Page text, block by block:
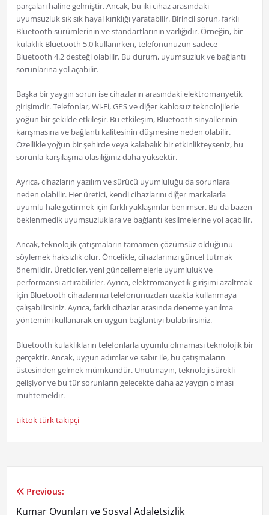
parçaları haline gelmiştir. Ancak, bu iki cihaz arasındaki
uyumsuzluk sık sık hayal kırıklığı yaratabilir. Birincil sorun, farklı
Bluetooth sürümlerinin ve standartlarının varlığıdır. Örneğin, bir
kulaklık Bluetooth 5.0 kullanırken, telefonunuzun sadece
Bluetooth 4.2 desteği olabilir. Bu durum, uyumsuzluk ve bağlantı
sorunlarına yol açabilir.
Başka bir yaygın sorun ise cihazların arasındaki elektromanyetik
girişimdir. Telefonlar, Wi-Fi, GPS ve diğer kablosuz teknolojilerle
yoğun bir şekilde etkileşir. Bu etkileşim, Bluetooth sinyallerinin
karışmasına ve bağlantı kalitesinin düşmesine neden olabilir.
Özellikle yoğun bir şehirde veya kalabalık bir etkinlikteyseniz, bu
sorunla karşılaşma olasılığınız daha yüksektir.
Ayrıca, cihazların yazılım ve sürücü uyumluluğu da sorunlara
neden olabilir. Her üretici, kendi cihazlarını diğer markalarla
uyumlu hale getirmek için farklı yaklaşımlar benimser. Bu da bazen
beklenmedik uyumsuzluklara ve bağlantı kesilmelerine yol açabilir.
Ancak, teknolojik çatışmaların tamamen çözümsüz olduğunu
söylemek haksızlık olur. Öncelikle, cihazlarınızı güncel tutmak
önemlidir. Üreticiler, yeni güncellemelerle uyumluluk ve
performansı artırabilirler. Ayrıca, elektromanyetik girişimi azaltmak
için Bluetooth cihazlarınızı telefonunuzdan uzakta kullanmaya
çalışabilirsiniz. Ayrıca, farklı cihazlar arasında deneme yanılma
yöntemini kullanarak en uygun bağlantıyı bulabilirsiniz.
Bluetooth kulaklıkların telefonlarla uyumlu olmaması teknolojik bir
gerçektir. Ancak, uygun adımlar ve sabır ile, bu çatışmaların
üstesinden gelmek mümkündür. Unutmayın, teknoloji sürekli
gelişiyor ve bu tür sorunların gelecekte daha az yaygın olması
muhtemeldir.
tiktok türk takipçi
Yazı
Previous:
Kumar Oyunları ve Sosyal Adaletsizlik